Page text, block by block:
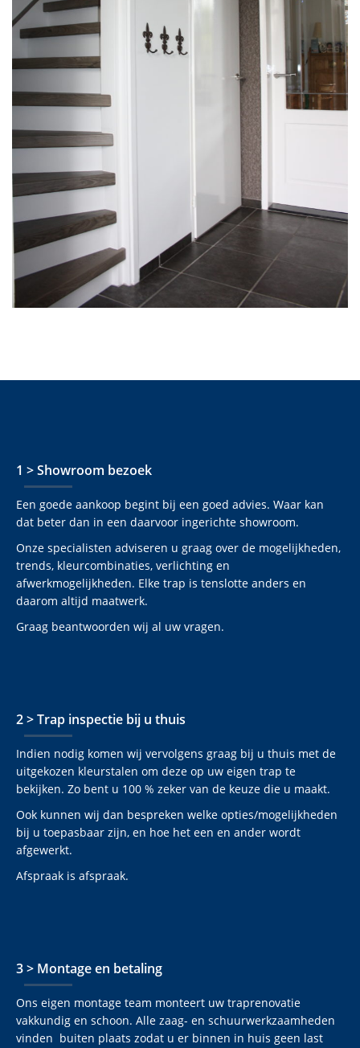
1 > Showroom bezoek
Een goede aankoop begint bij een goed advies. Waar kan
dat beter dan in een daarvoor ingerichte showroom.
Onze specialisten adviseren u graag over de mogelijkheden,
trends, kleurcombinaties, verlichting en
afwerkmogelijkheden. Elke trap is tenslotte anders en
daarom altijd maatwerk.
Graag beantwoorden wij al uw vragen.
2 > Trap inspectie bij u thuis
Indien nodig komen wij vervolgens graag bij u thuis met de
uitgekozen kleurstalen om deze op uw eigen trap te
bekijken. Zo bent u 100 % zeker van de keuze die u maakt.
Ook kunnen wij dan bespreken welke opties/mogelijkheden
bij u toepasbaar zijn, en hoe het een en ander wordt
afgewerkt.
Afspraak is afspraak.
3 > Montage en betaling
Ons eigen montage team monteert uw traprenovatie
vakkundig en schoon. Alle zaag- en schuurwerkzaamheden
vinden buiten plaats zodat u er binnen in huis geen last